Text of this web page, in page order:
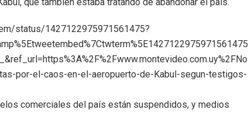
status/1427122975971561475?
por-el-caos-en-el-aeropuerto-de-Kabul-segun-testigos-
comerciales del país están suspendidos, y medios